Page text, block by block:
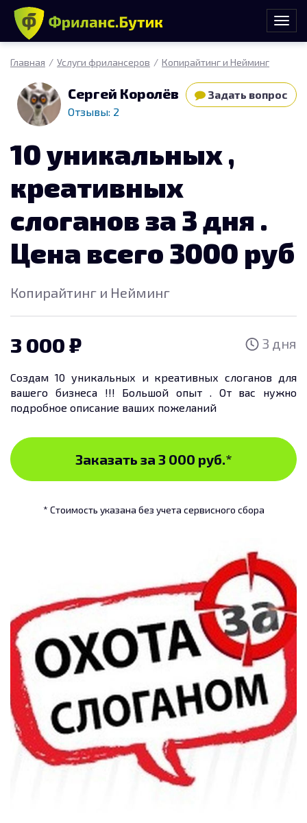
Главная Услуги фрилансеров Копирайтинг и Нейминг
Задать вопрос
Сергей Королёв
Отзывы: 2
10 уникальных ,
креативных
слоганов за 3 дня .
Цена всего 3000 руб
Копирайтинг и Нейминг
3 000 3 дня
Создам 10 уникальных и креативных слоганов для
вашего бизнеса !!! Большой опыт . От вас нужно
подробное описание ваших пожеланий
Заказать за 3 000 руб.*
* Стоимость указана без учета сервисного сбора